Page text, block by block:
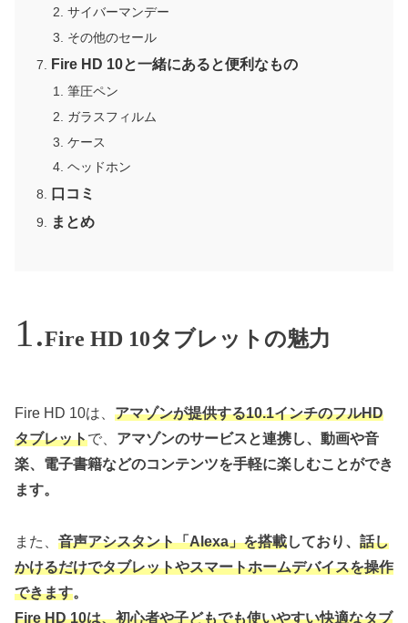
サイバーマンデー
その他のセール
Fire HD 10と一緒にあると便利なもの
筆圧ペン
ガラスフィルム
ケース
ヘッドホン
口コミ
まとめ
Fire HD 10タブレットの魅力
Fire HD 10は、 アマゾンが提供する10.1インチのフルHD
タブレットで、 アマゾンのサービスと連携し、動画や音
楽、電子書籍などのコンテンツを手軽に楽しむことができ
ます。
また、 音声アシスタント「Alexa」を搭載しており、 話し
かけるだけでタブレットやスマートホームデバイスを操作
できます。
Fire HD 10は、初心者や子どもでも使いやすい快適なタブ